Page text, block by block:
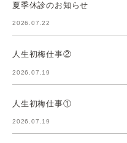
夏季休診のお知らせ
2026.07.22
人生初梅仕事②
2026.07.19
人生初梅仕事①
2026.07.19